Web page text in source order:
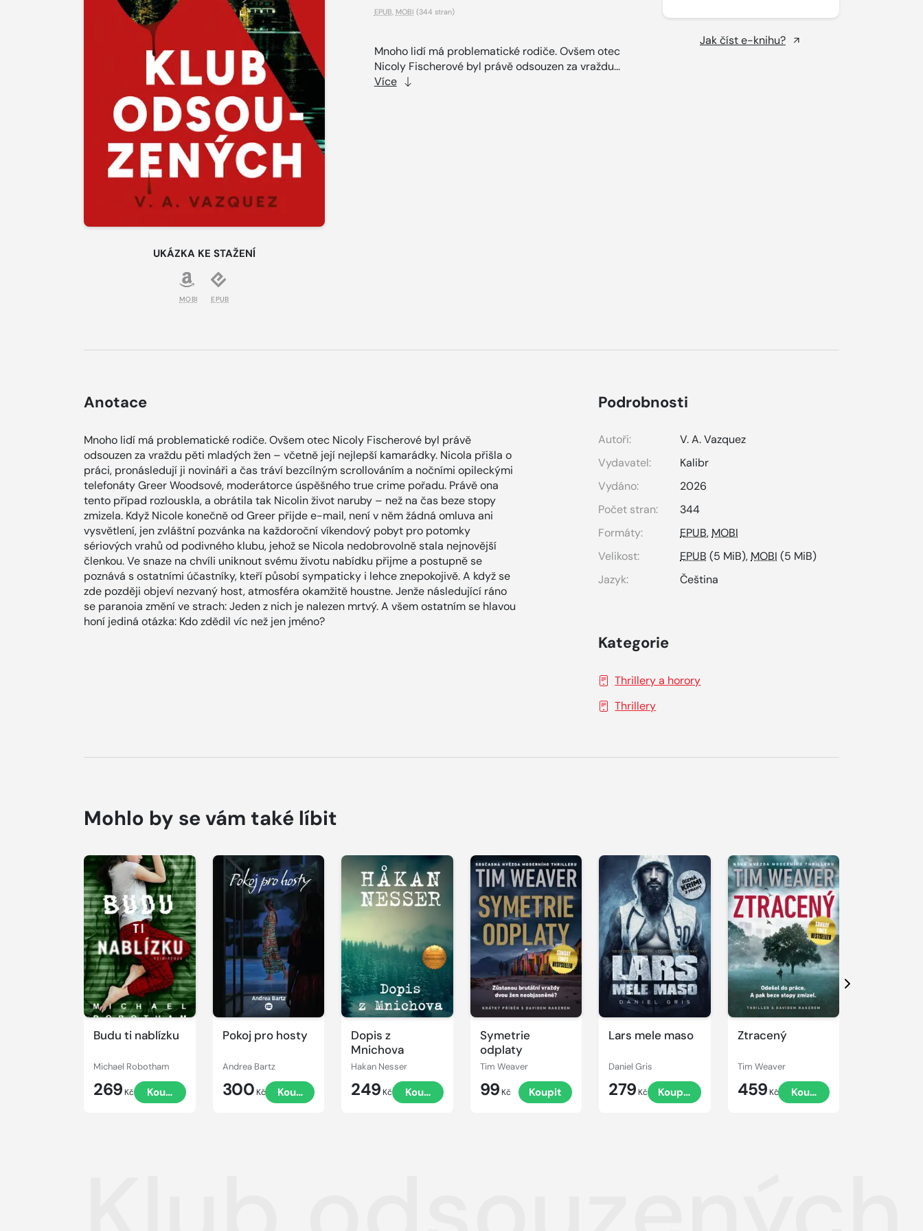
UKÁZKA KE STAŽENÍ
MOBI EPUB
EPUB MOBI (344 stran)
Mnoho lidí má problematické rodiče. Ovšem otec
Nicoly Fischerové byl právě odsouzen za vraždu...
Více
Jak číst e-knihu?
Anotace
Mnoho lidí má problematické rodiče. Ovšem otec Nicoly Fischerové byl právě
odsouzen za vraždu pěti mladých žen – včetně její nejlepší kamarádky. Nicola přišla o
práci, pronásledují ji novináři a čas tráví bezcílným scrollováním a nočními opileckými
telefonáty Greer Woodsové, moderátorce úspěšného true crime pořadu. Právě ona
tento případ rozlouskla, a obrátila tak Nicolin život naruby – než na čas beze stopy
zmizela. Když Nicole konečně od Greer přijde e-mail, není v něm žádná omluva ani
vysvětlení, jen zvláštní pozvánka na každoroční víkendový pobyt pro potomky
sériových vrahů od podivného klubu, jehož se Nicola nedobrovolně stala nejnovější
členkou. Ve snaze na chvíli uniknout svému životu nabídku přijme a postupně se
poznává s ostatními účastníky, kteří působí sympaticky i lehce znepokojivě. A když se
zde později objeví nezvaný host, atmosféra okamžitě houstne. Jenže následující ráno
se paranoia změní ve strach: Jeden z nich je nalezen mrtvý. A všem ostatním se hlavou
honí jediná otázka: Kdo zdědil víc než jen jméno?
Podrobnosti
Autoři:
V. A. Vazquez
Vydavatel:
Kalibr
Vydáno:
2026
Počet stran:
344
Formáty:
EPUB, MOBI
Velikost:
EPUB (5 MiB), MOBI (5 MiB)
Jazyk:
Čeština
Kategorie
Thrillery a horory
Thrillery
Mohlo by se vám také líbit
Budu ti nablízku
Michael Robotham
269 Kč Koupit
Pokoj pro hosty
Andrea Bartz
300 Kč Koupit
Dopis z
Mnichova
Hakan Nesser
249 Kč Koupit
Symetrie
odplaty
Tim Weaver
99 Kč Koupit
Lars mele maso
Daniel Gris
279 Kč Koupit
Ztracený
Tim Weaver
459 Kč Koupit
Další